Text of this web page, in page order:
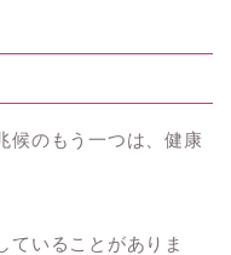
候のもう一つは、健康
ていることがありま